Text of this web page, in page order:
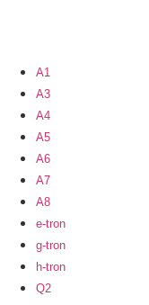
A1
A3
A4
A5
A6
A7
A8
e-tron
g-tron
h-tron
Q2